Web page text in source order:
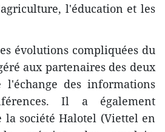
l'éducation et les
évolutions compliquées du
aux partenaires des deux
l'échange des informations
Il a également
société Halotel (Viettel en